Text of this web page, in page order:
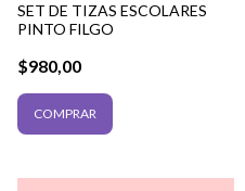
SET DE TIZAS ESCOLARES
PINTO FILGO
$980,00